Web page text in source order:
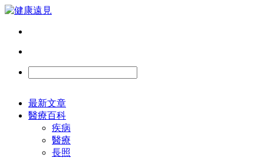
最新文章
醫療百科
疾病
醫療
長照